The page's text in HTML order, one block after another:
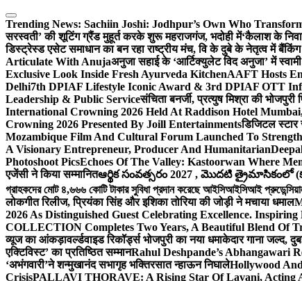
Skip
to
content
Trending News: Sachiin Joshi: Jodhpur’s Own Who
सरस्वती’ की शूटिंग ग्रैंड मुहूर्त करके शुरू महराजगंज, भदोही में‘कैलाश के
डिस्ट्रेस्ड एसेट समाधान का बन रहा राष्ट्रीय मंच, वि के दुबे के नेतृत्व में
Articulate With Anujaअनुजा सहाई के ‘आर्टिक्युलेट विद अनुजा’ में
Exclusive Look Inside Fresh Ayurveda KitchenAAFT Hosts
Delhi7th DPIAF Lifestyle Iconic Award & 3rd DPIAF OTT
Leadership & Public Serviceसंचिता बनर्जी, प्रत्युष मिश्रा की
International Crowning 2026 Held At Raddison Hotel
Crowning 2026 Presented By Joill Entertainmentsडिजिटल स्टार
Mozambique Film And Cultural Forum Launched To
A Visionary Entrepreneur, Producer And Humanitarian
Photoshoot PicsEchoes Of The Valley: Kastoorwan Where
एजेंसी ने किया सम्मानितఆర్థిక సంవత్సరం 2027 , మొదటి త్రైమాసికంలో
গ্রাহকদের মোট ৪,৬৬৬ কোটি টাকার সুবিধা প্রদান করেছে আইসিআইসিআই
लोकगीत रिलीज, प्रियंका सिंह और इशिका तोरिया की जोड़ी ने मचाया धमाल
2026 As Distinguished Guest Celebrating Excellence. Inspiring
COLLECTION Completes Two Years, A Beautiful Blend Of
व्यूज का आंकड़ावर्ल्डवाइड रिकॉर्ड्स भोजपुरी का नया धमाकेदार गाना
एक्टिविस्ट’ का प्रतिष्ठित सम्मानRahul Deshpande’s Abhangawari
‘अभंगवारी’ने शन्मुखानंद सभागृह भक्तिरसात न्हाऊन निघालेHollywood
CrisisPALLAVI THORAVE: A Rising Star Of Lavani, Acting